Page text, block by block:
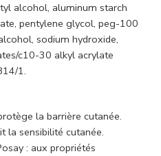
alcohol, aluminum starch
pentylene glycol, peg-100
sodium hydroxide,
c10-30 alkyl acrylate
1.
la barrière cutanée.
la sensibilité cutanée.
: aux propriétés